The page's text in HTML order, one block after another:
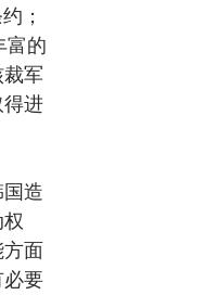
；
富的
军
进
造
面
要